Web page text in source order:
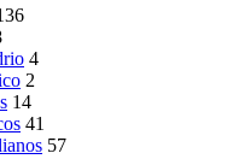
4
2
14
41
57